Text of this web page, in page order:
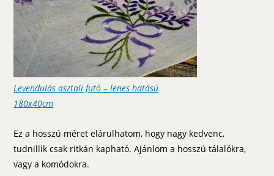
Levendulás asztali futó – lenes hatású
180x40cm
Ez a hosszú méret elárulhatom, hogy nagy kedvenc,
tudnillik csak ritkán kapható. Ajánlom a hosszú tálalókra,
vagy a komódokra.